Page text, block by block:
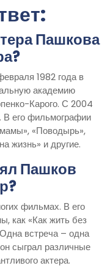
Пашкова
1982 года в
академию
Карого. С 2004
В его фильмографии
«Поводырь»,
жизнь» и другие.
Пашков
фильмах. В его
как «Как жить без
встреча – одна
сыграл различные
актера.